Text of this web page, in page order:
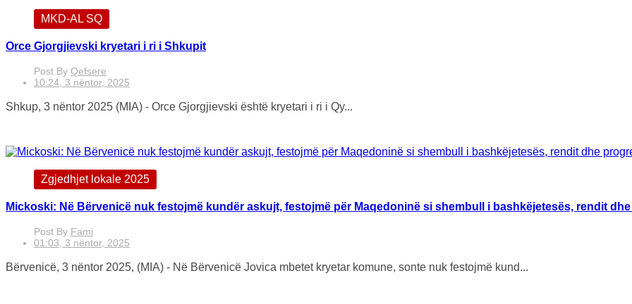
MKD-AL SQ
Orce Gjorgjievski kryetari i ri i Shkupit
Post By Qefsere
10:24, 3 nëntor, 2025
Shkup, 3 nëntor 2025 (MIA) - Orce Gjorgjievski është kryetari i ri i Qy...
Zgjedhjet lokale 2025
Mickoski: Në Bërvenicë nuk festojmë kundër askujt, festojmë për Maqedoninë si shembull i bashkëjetesës, rendit
Post By Fami
01:03, 3 nëntor, 2025
Bërvenicë, 3 nëntor 2025, (MIA) - Në Bërvenicë Jovica mbetet kryetar komune, sonte nuk festojmë kund...